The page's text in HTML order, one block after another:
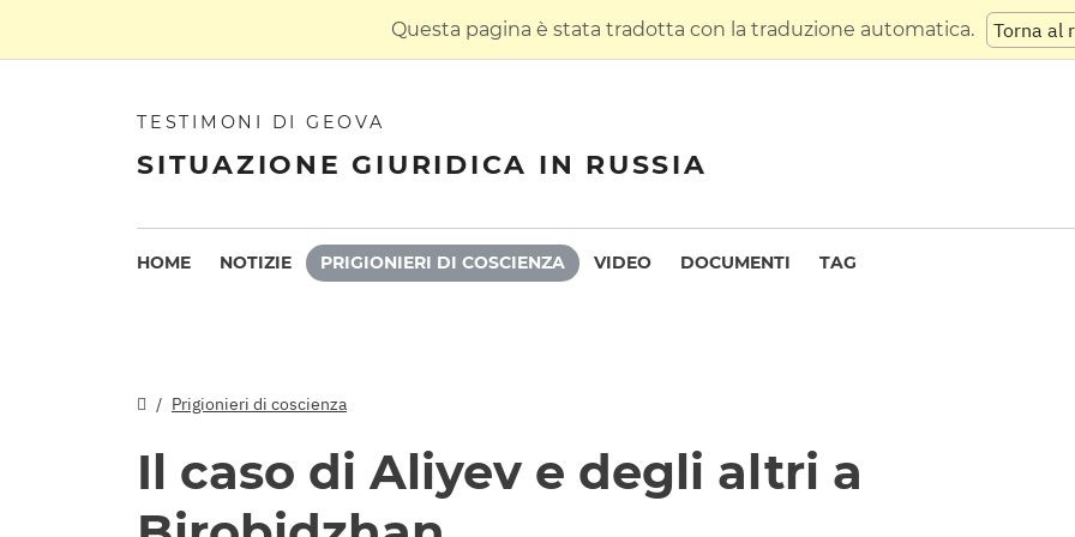
Questa pagina è stata tradotta con la traduzione automatica. Torna al
TESTIMONI DI GEOVA
SITUAZIONE GIURIDICA IN RUSSIA
HOME NOTIZIE PRIGIONIERI DI COSCIENZA VIDEO DOCUMENTI TAG
Prigionieri di coscienza
Il caso di Aliyev e degli altri a